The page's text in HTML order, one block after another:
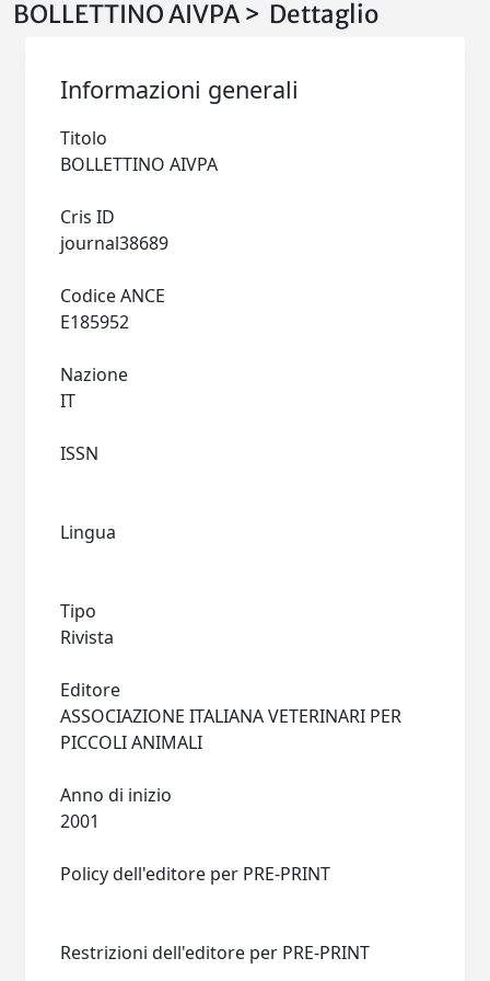
BOLLETTINO AIVPA > Dettaglio
Informazioni generali
Titolo
Cris ID
Codice ANCE
Nazione
ISSN
Lingua
Tipo
Rivista
Editore
ASSOCIAZIONE ITALIANA VETERINARI PER
Anno di inizio
Policy dell'editore per PRE-PRINT
Restrizioni dell'editore per PRE-PRINT